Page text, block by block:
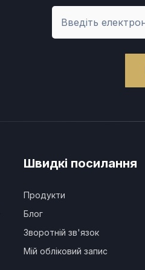
Швидкі посилання
Продукти
Блог
Зворотній зв'язок
Мій обліковий запис